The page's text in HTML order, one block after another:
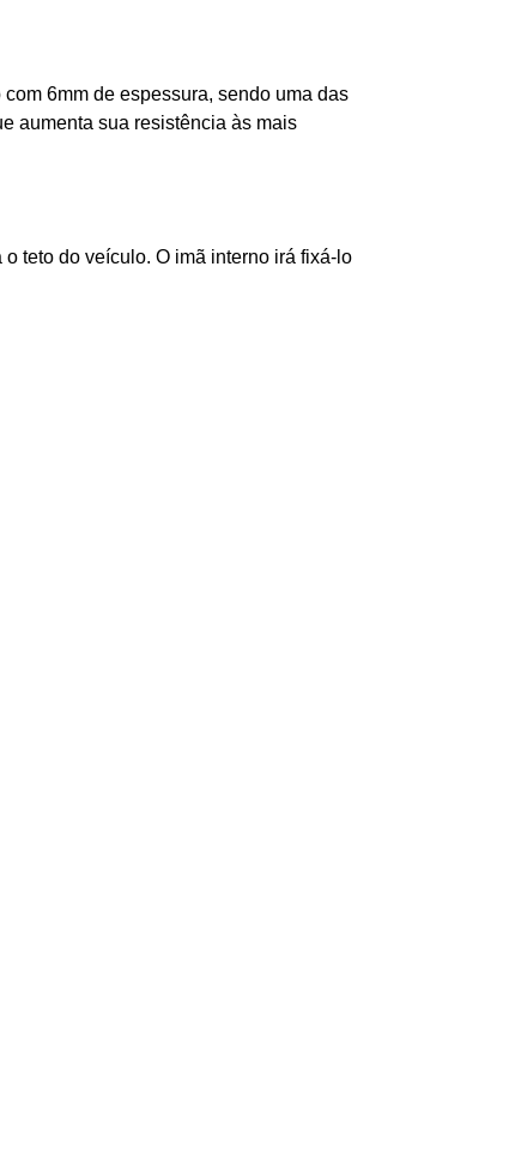
6mm de espessura, sendo uma das
aumenta sua resistência às mais
teto do veículo. O imã interno irá fixá-lo